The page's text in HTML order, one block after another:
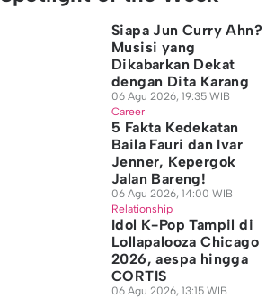
Siapa Jun Curry Ahn?
Musisi yang
Dikabarkan Dekat
dengan Dita Karang
06 Agu 2026, 19:35 WIB
Career
5 Fakta Kedekatan
Baila Fauri dan Ivar
Jenner, Kepergok
Jalan Bareng!
06 Agu 2026, 14:00 WIB
Relationship
Idol K-Pop Tampil di
Lollapalooza Chicago
2026, aespa hingga
CORTIS
06 Agu 2026, 13:15 WIB